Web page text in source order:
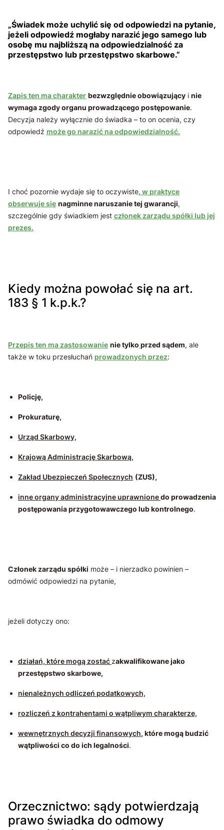
„Świadek może uchylić się od odpowiedzi na pytanie,
jeżeli odpowiedź mogłaby narazić jego samego lub
osobę mu najbliższą na odpowiedzialność za
przestępstwo lub przestępstwo skarbowe.”
Zapis ten ma charakter bezwzględnie obowiązujący i nie
wymaga zgody organu prowadzącego postępowanie.
Decyzja należy wyłącznie do świadka – to on ocenia, czy
odpowiedź może go narazić na odpowiedzialność.
I choć pozornie wydaje się to oczywiste, w praktyce
obserwuje się nagminne naruszanie tej gwarancji,
szczególnie gdy świadkiem jest członek zarządu spółki lub jej
prezes.
Kiedy można powołać się na art.
183 § 1 k.p.k.?
Przepis ten ma zastosowanie nie tylko przed sądem, ale
także w toku przesłuchań prowadzonych przez:
Policję,
Prokuraturę,
Urząd Skarbowy,
Krajową Administrację Skarbową,
Zakład Ubezpieczeń Społecznych (ZUS),
inne organy administracyjne uprawnionedo prowadzenia
postępowania przygotowawczego lub kontrolnego.
Członek zarządu spółki może – i nierzadko powinien –
odmówić odpowiedzi na pytanie,
jeżeli dotyczy ono:
działań, które mogą zostać zakwalifikowane jako
przestępstwo skarbowe,
nienależnych odliczeń podatkowych,
rozliczeń z kontrahentami o wątpliwym charakterze,
wewnętrznych decyzji finansowych, które mogą budzić
wątpliwości co do ich legalności.
Orzecznictwo: sądy potwierdzają
prawo świadka do odmowy